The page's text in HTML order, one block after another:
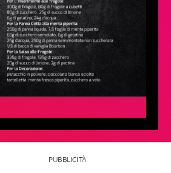
PUBBLICITÀ